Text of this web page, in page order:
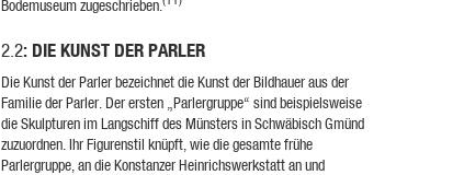
Bodemuseum zugeschrieben.
2.2: DIE KUNST DER PARLER
Die Kunst der Parler bezeichnet die Kunst der Bildhauer aus der
Familie der Parler. Der ersten „Parlergruppe“ sind beispielsweise
die Skulpturen im Langschiff des Münsters in Schwäbisch Gmünd
zuzuordnen. Ihr Figurenstil knüpft, wie die gesamte frühe
Parlergruppe, an die Konstanzer Heinrichswerkstatt an und